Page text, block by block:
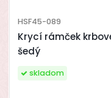
Krycí rámček
šedý
HSF45-089
skladom